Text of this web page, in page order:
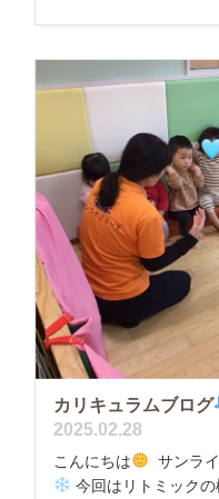
カリキュラムブログ
2025.02.28
こんにちは
サンラ
今回はリトミック